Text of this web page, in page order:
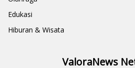
Edukasi
Hiburan & Wisata
ValoraNews